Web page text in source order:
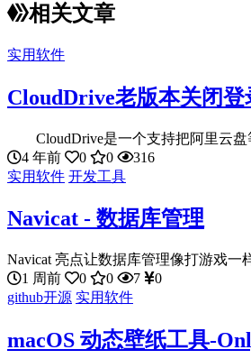
相关文章
实用软件
CloudDrive老版本关闭
CloudDrive是一个支持把阿里云盘
4 年前
0 0
316
实用软件 开发工具
Navicat - 数据库管理
Navicat 亮点让数据库管理像打游戏一
1 周前
0 0 7
0
github开源 实用软件
macOS 动态壁纸工具-